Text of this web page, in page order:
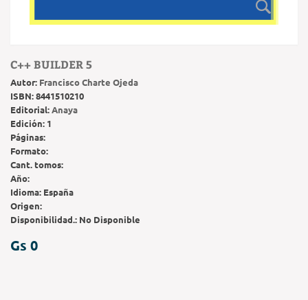
C++ BUILDER 5
Autor: Francisco Charte Ojeda
ISBN:8441510210
Editorial:Anaya
Edición: 1
Páginas:
Formato:
Cant. tomos:
Año:
Idioma: España
Origen:
Disponibilidad.: No Disponible
Gs 0